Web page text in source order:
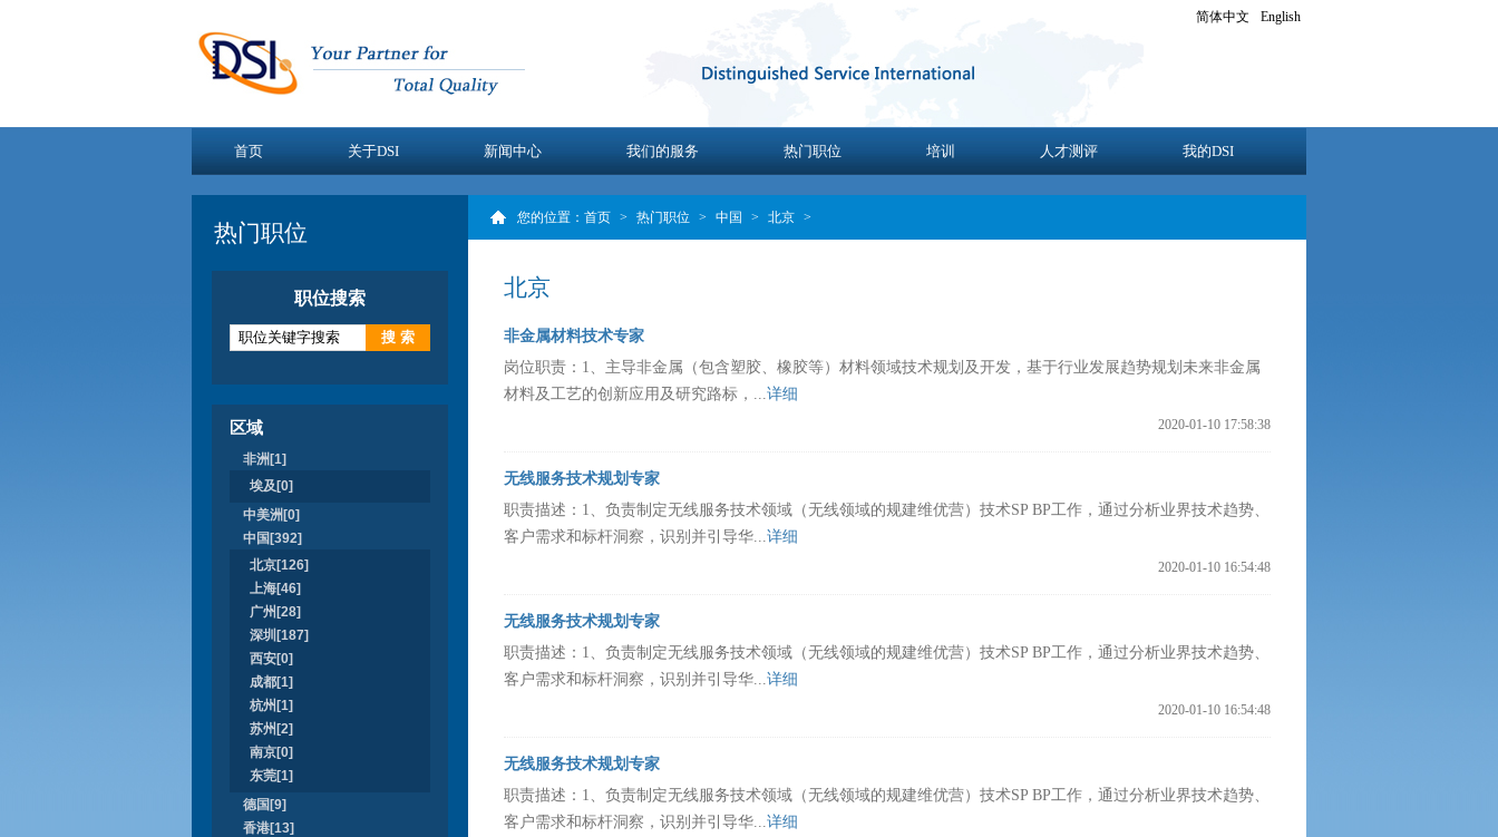
简体中文 English
首页 关于DSI 新闻中心 我们的服务 热门职位 培训 人才测评 我的DSI
热门职位
职位搜索
区域
非洲[1]
埃及[0]
中美洲[0]
中国[392]
北京[126]
上海[46]
广州[28]
深圳[187]
西安[0]
成都[1]
杭州[1]
苏州[2]
南京[0]
东莞[1]
德国[9]
香港[13]
您的位置： 首页 > 热门职位 > 中国 > 北京 >
北京
非金属材料技术专家
岗位职责：1、主导非金属（包含塑胶、橡胶等）材料领域技术规划及开发，基于行业发展趋势规划未来非金属
材料及工艺的创新应用及研究路标，...详细
2020-01-10 17:58:38
无线服务技术规划专家
职责描述：1、负责制定无线服务技术领域（无线领域的规建维优营）技术SP BP工作，通过分析业界技术趋势、
客户需求和标杆洞察，识别并引导华...详细
2020-01-10 16:54:48
无线服务技术规划专家
职责描述：1、负责制定无线服务技术领域（无线领域的规建维优营）技术SP BP工作，通过分析业界技术趋势、
客户需求和标杆洞察，识别并引导华...详细
2020-01-10 16:54:48
无线服务技术规划专家
职责描述：1、负责制定无线服务技术领域（无线领域的规建维优营）技术SP BP工作，通过分析业界技术趋势、
客户需求和标杆洞察，识别并引导华...详细